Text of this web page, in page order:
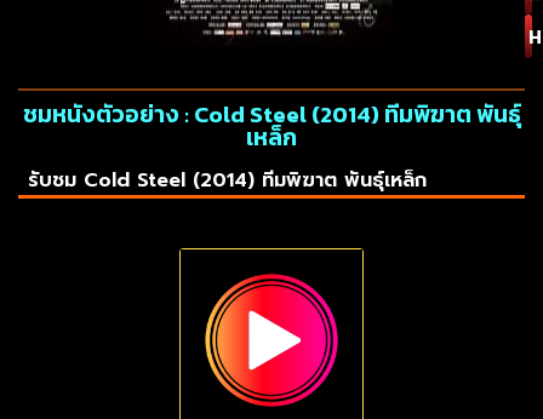
ชมหนังตัวอย่าง : Cold Steel (2014) ทีมพิฆาต พันธุ์
เหล็ก
รับชม Cold Steel (2014) ทีมพิฆาต พันธุ์เหล็ก